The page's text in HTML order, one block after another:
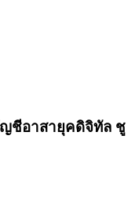
ชีอาสายุคดิจิทัล ชู